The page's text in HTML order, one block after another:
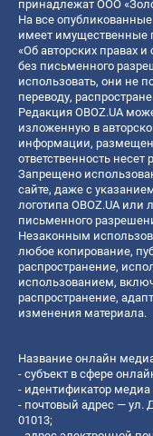
принадлежат ООО
На все
имеет имущественные
«Об авторских правах
без письменного
использовать, они не
переводу,
Редакция OBOZ.UA
изложенную в
информации,
ответственность несет
Запрещено
сайте, даже с
логотипа OBOZ.UA или
письменного
Незаконным
любое копирование,
распространение,
использованием,
распространение,
изменения материала.
Название онлайн
- субъект в сфере
- идентификатор медиа
- почтовый адрес — ул.
01013;